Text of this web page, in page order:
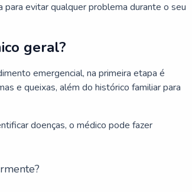
evitar qualquer problema durante o seu
geral?
emergencial, na primeira etapa é
e queixas, além do histórico familiar para
doenças, o médico pode fazer